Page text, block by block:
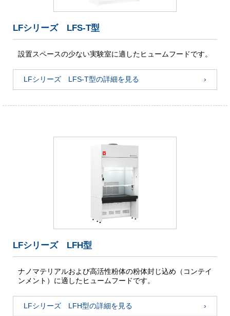
LFシリーズ LFS-T型
設置スペースの少ない実験室に適したヒュームフードです。
LFシリーズ LFS-T型の詳細を見る
LFシリーズ LFH型
ナノマテリアルおよび高活性粉体の粉体封じ込め（コンテイ
ンメント）に適したヒュームフードです。
LFシリーズ LFH型の詳細を見る